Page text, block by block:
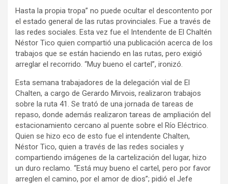
Hasta la propia tropa” no puede ocultar el descontento por
el estado general de las rutas provinciales. Fue a través de
las redes sociales. Esta vez fue el Intendente de El Chaltén
Néstor Tico quien compartió una publicación acerca de los
trabajos que se están haciendo en las rutas, pero exigió
arreglar el recorrido. “Muy bueno el cartel”, ironizó.
Esta semana trabajadores de la delegación vial de El
Chalten, a cargo de Gerardo Mirvois, realizaron trabajos
sobre la ruta 41. Se trató de una jornada de tareas de
repaso, donde además realizaron tareas de ampliación del
estacionamiento cercano al puente sobre el Río Eléctrico.
Quien se hizo eco de esto fue el intendente Chalten,
Néstor Tico, quien a través de las redes sociales y
compartiendo imágenes de la cartelización del lugar, hizo
un duro reclamo. “Está muy bueno el cartel, pero por favor
arreglen el camino, por el amor de dios”; pidió el Jefe